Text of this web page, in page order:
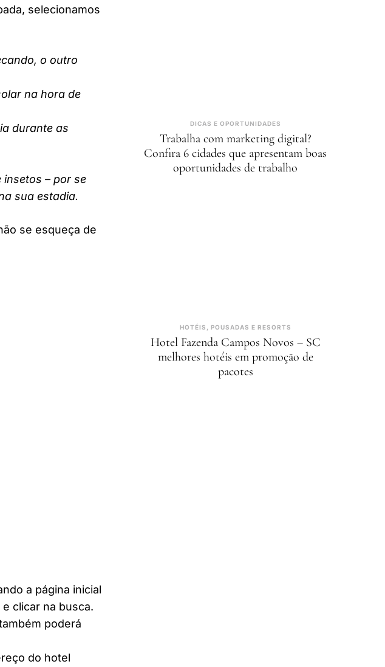
selecionamos
o outro
na hora de
durante as
insetos – por se
sua estadia.
se esqueça de
a página inicial
e clicar na busca.
poderá
do hotel
DICAS E OPORTUNIDADES
Trabalha com marketing digital?
Confira 6 cidades que apresentam boas
oportunidades de trabalho
HOTÉIS, POUSADAS E RESORTS
Hotel Fazenda Campos Novos – SC
melhores hotéis em promoção de
pacotes